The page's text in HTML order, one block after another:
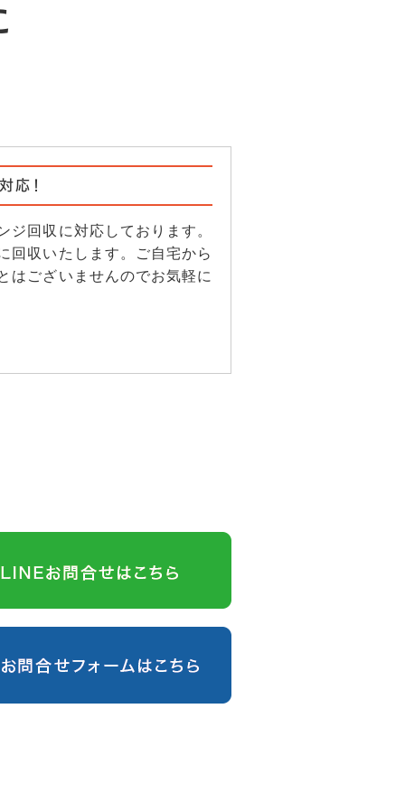
応！
回収に対応しております。
回収いたします。ご自宅から
はございませんのでお気軽に